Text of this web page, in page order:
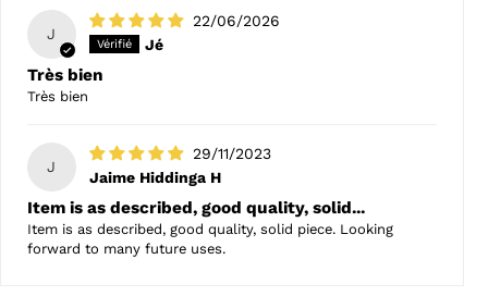
J
22/06/2026
Jé
Très bien
Très bien
J
29/11/2023
Jaime Hiddinga H
Item is as described, good quality, solid...
Item is as described, good quality, solid piece. Looking
forward to many future uses.